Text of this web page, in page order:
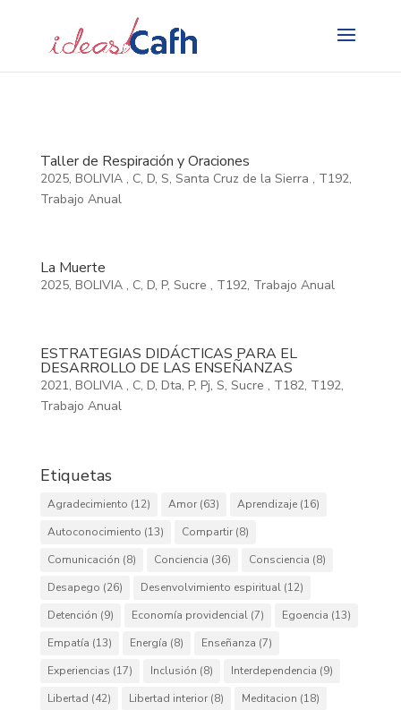
Taller de Respiración y Oraciones
2025, BOLIVIA , C, D, S, Santa Cruz de la Sierra , T192,
Trabajo Anual
La Muerte
2025, BOLIVIA , C, D, P, Sucre , T192, Trabajo Anual
ESTRATEGIAS DIDÁCTICAS PARA EL
DESARROLLO DE LAS ENSEÑANZAS
2021, BOLIVIA , C, D, Dta, P, Pj, S, Sucre , T182, T192,
Trabajo Anual
Etiquetas
Agradecimiento (12) Amor(63) Aprendizaje(16)
Autoconocimiento (13) Compartir(8)
Comunicación (8) Conciencia (36) Consciencia (8)
Desapego (26) Desenvolvimiento espiritual(12)
Detención (9) Economía providencial(7) Egoencia (13)
Empatía (13) Energía (8) Enseñanza (7)
Experiencias (17) Inclusión (8) Interdependencia (9)
Libertad (42) Libertad interior(8) Meditacion (18)